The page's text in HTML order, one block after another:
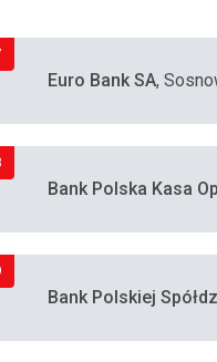
Euro Bank SA,
Bank Polska Kasa
Bank Polskiej